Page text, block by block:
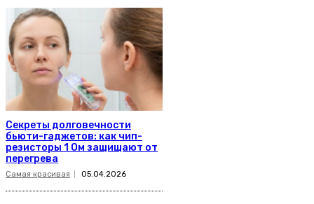
Секреты долговечности
бьюти-гаджетов: как чип-
резисторы 1 Ом защищают от
перегрева
Самая красивая 05.04.2026